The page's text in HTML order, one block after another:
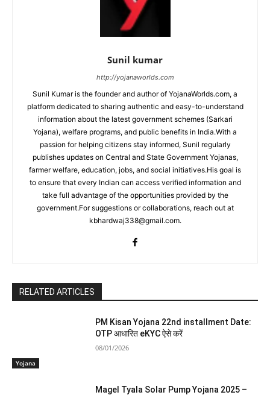
Sunil kumar
http://yojanaworlds.com
Sunil Kumar is the founder and author of YojanaWorlds.com, a
platform dedicated to sharing authentic and easy-to-understand
information about the latest government schemes (Sarkari
Yojana), welfare programs, and public benefits in India.With a
passion for helping citizens stay informed, Sunil regularly
publishes updates on Central and State Government Yojanas,
farmer welfare, education, jobs, and social initiatives.His goal is
to ensure that every Indian can access verified information and
take full advantage of the opportunities provided by the
government.For suggestions or collaborations, reach out at
kbhardwaj338@gmail.com.
RELATED ARTICLES
Yojana
PM Kisan Yojana 22nd installment Date:
OTP आधारित eKYC ऐसे करें
08/01/2026
Magel Tyala Solar Pump Yojana 2025 –